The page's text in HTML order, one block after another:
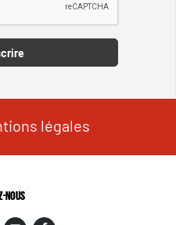
légales
NOUS